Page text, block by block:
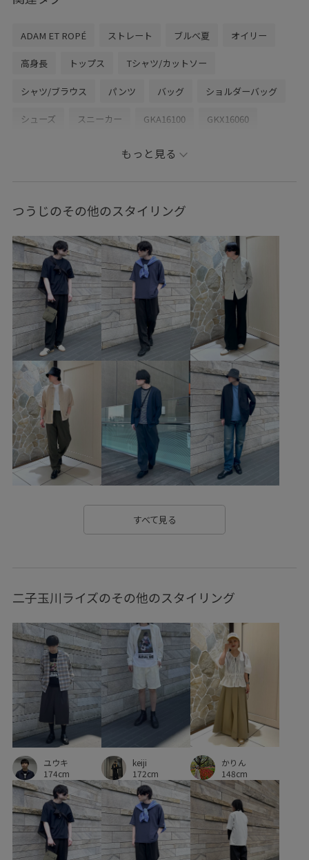
ADAM ET ROPÉ ストレート ブルべ夏 オイリー
高身長 トップス Tシャツ/カットソー
シャツ/ブラウス パンツ バッグ ショルダーバッグ
シューズ スニーカー GKA16100 GKX16060
GMM06060 GMS06220
adidas_ex_2026 homme_ex_2026
summerlook_henry すぐ乾く ふくらみ
アイコニック イージーケア コットン コントラスト
コート シアー シアー感 シアー素材 シャツ
シャリ感 シワになりにくい スエード ステッチ
ストレスフリー スポーツ スポーツウェア
スラックス セットアップ センタープレス タック
テーパード デザイン性 トレンド ドライ ドレス
ドレープ感 ナチュラル プルオーバー ボイル
ボイル素材 ポリエステル モノトーン リラックス感
落ち感 薄手 透け感 通気性 高級感
もっと見る
つうじのその他のスタイリング
すべて見る
二子玉川ライズのその他のスタイリング
ユウキ
174cm
keiji
172cm
かりん
148cm